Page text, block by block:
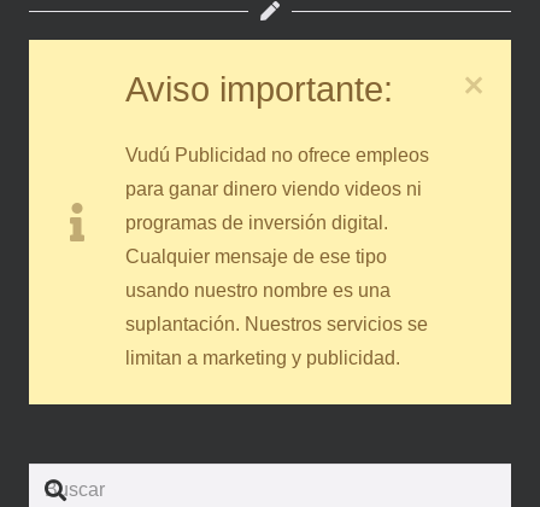
Aviso importante:
Vudú Publicidad no ofrece empleos
para ganar dinero viendo videos ni
programas de inversión digital.
Cualquier mensaje de ese tipo
usando nuestro nombre es una
suplantación. Nuestros servicios se
limitan a marketing y publicidad.